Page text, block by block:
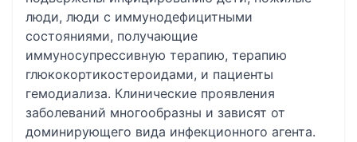
люди, люди с иммунодефицитными
состояниями, получающие
иммуносупрессивную терапию, терапию
глюкокортикостероидами, и пациенты
гемодиализа. Клинические проявления
заболеваний многообразны и зависят от
доминирующего вида инфекционного агента.